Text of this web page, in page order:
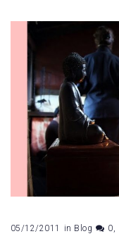
05/12/2011 in Blog 0